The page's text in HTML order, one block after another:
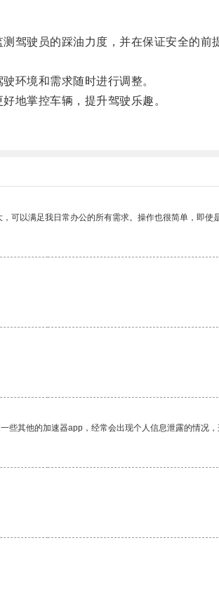
驶员的踩油力度，并在保证安全的前
环境和需求随时进行调整。
地掌控车辆，提升驾驶乐趣。
可以满足我日常办公的所有需求。操作也很简单，即使
其他的加速器app，经常会出现个人信息泄露的情况，